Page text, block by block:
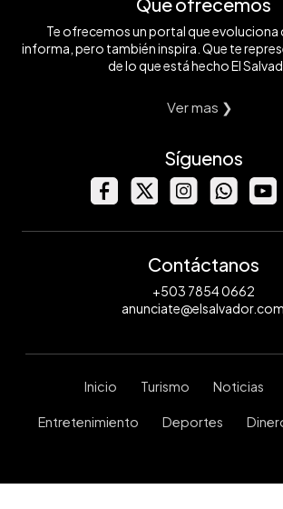
Te ofrecemos un portal que
informa, pero también inspira. Que te
de lo que está hecho El
Ver mas ❯
Síguenos
Contáctanos
+503 7854 0662
anunciate@elsalvador.com
Inicio Turismo Noticias
Entretenimiento Deportes